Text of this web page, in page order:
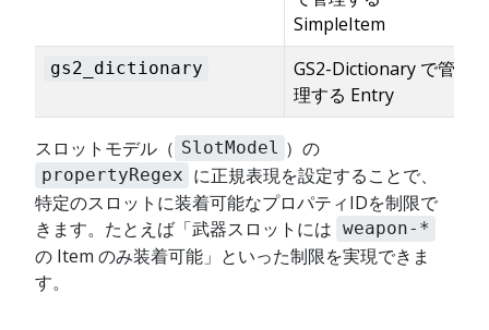
SimpleItem
gs2_dictionary
GS2-Dictionary で管
理する Entry
スロットモデル（ SlotModel ）の
propertyRegex に正規表現を設定することで、
特定のスロットに装着可能なプロパティIDを制限で
きます。たとえば「武器スロットには weapon-*
の Item のみ装着可能」といった制限を実現できま
す。